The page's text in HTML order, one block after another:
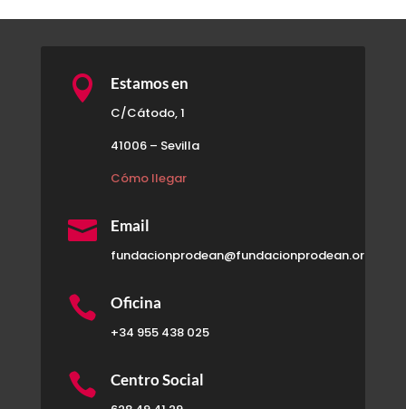
 Estamos en
C/Cátodo, 1
41006 – Sevilla
Cómo llegar
 Email
fundacionprodean@fundacionprodean.org
 Oficina
+34 955 438 025
 Centro Social